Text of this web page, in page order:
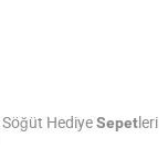
HediyeSepetleri